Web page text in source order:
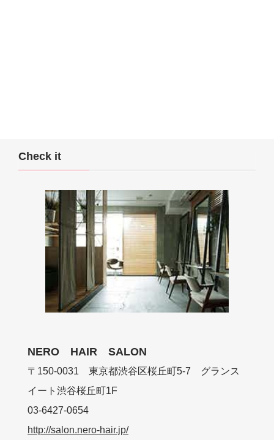
Check it
NERO HAIR SALON
〒150-0031 東京都渋谷区桜丘町5-7 グランス
イート渋谷桜丘町1F
03-6427-0654
http://salon.nero-hair.jp/